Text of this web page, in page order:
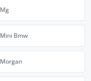
Mg
Mini Bmw
Morgan